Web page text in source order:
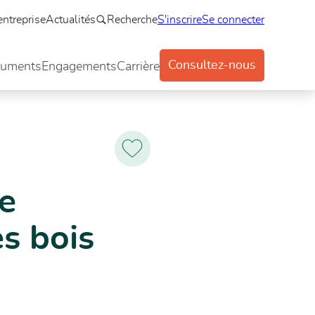
Actualités RechercheS'inscrireSe connecter
EngagementsCarrière Consultez-nous
Ajoutez
bois